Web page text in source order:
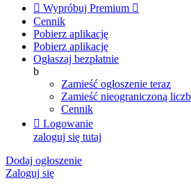
 Wypróbuj Premium 
Cennik
Pobierz aplikację
Pobierz aplikację
Ogłaszaj bezpłatnie
b
Zamieść ogłoszenie teraz
Zamieść nieograniczoną
Cennik
 Logowanie
zaloguj się tutaj
Dodaj ogłoszenie
Zaloguj się